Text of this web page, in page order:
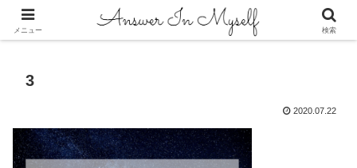
答えは自分の中にある
3
2020.07.22
メニュー 検索